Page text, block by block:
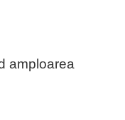
amploarea